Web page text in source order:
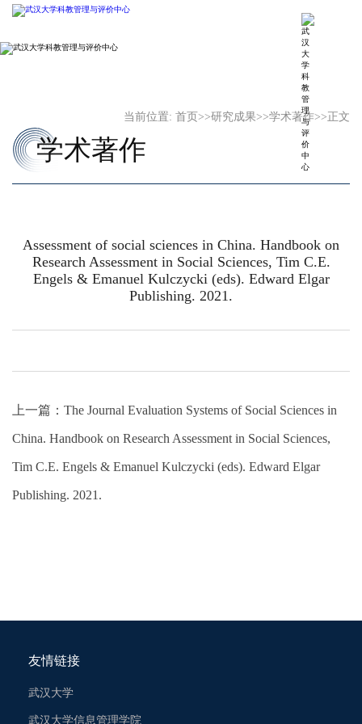
当前位置: 首页 >>研究成果>>学术著作>> 正文
学术著作
Assessment of social sciences in China. Handbook on
Research Assessment in Social Sciences, Tim C.E.
Engels & Emanuel Kulczycki (eds). Edward Elgar
Publishing. 2021.
上一篇： The Journal Evaluation Systems of Social Sciences in
China. Handbook on Research Assessment in Social Sciences,
Tim C.E. Engels & Emanuel Kulczycki (eds). Edward Elgar
Publishing. 2021.
友情链接
武汉大学
武汉大学信息管理学院